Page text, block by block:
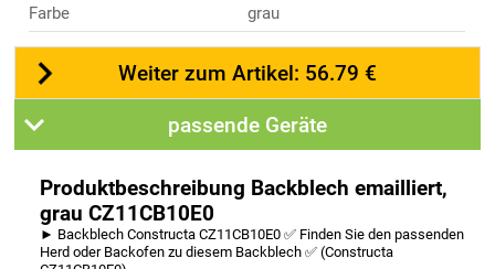
Farbe
grau
Weiter zum Artikel: 56.79 €
passende Geräte
Produktbeschreibung Backblech emailliert,
grau CZ11CB10E0
► Backblech Constructa CZ11CB10E0 ✅ Finden Sie den passenden
Herd oder Backofen zu diesem Backblech ✅ (Constructa